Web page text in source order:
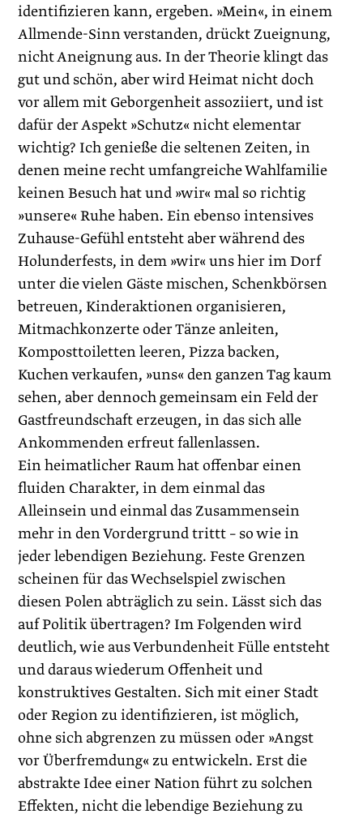
identifizieren kann, ergeben. »Mein«, in einem
Allmende-Sinn verstanden, drückt Zueignung,
nicht Aneignung aus. In der Theorie klingt das
gut und schön, aber wird Heimat nicht doch
vor allem mit Geborgenheit assoziiert, und ist
dafür der Aspekt »Schutz« nicht elementar
wichtig? Ich genieße die seltenen Zeiten, in
denen meine recht umfangreiche Wahlfamilie
keinen Besuch hat und »wir« mal so richtig
»unsere« Ruhe haben. Ein ebenso intensives
Zuhause-Gefühl entsteht aber während des
Holunderfests, in dem »wir« uns hier im Dorf
unter die vielen Gäste mischen, Schenkbörsen
betreuen, Kinderaktionen organisieren,
Mitmachkonzerte oder Tänze anleiten,
Komposttoiletten leeren, Pizza backen,
Kuchen verkaufen, »uns« den ganzen Tag kaum
sehen, aber dennoch gemeinsam ein Feld der
Gastfreundschaft erzeugen, in das sich alle
Ankommenden erfreut fallenlassen.
Ein heimatlicher Raum hat offenbar einen
fluiden Charakter, in dem einmal das
Alleinsein und einmal das Zusammensein
mehr in den Vordergrund trittt – so wie in
jeder lebendigen Beziehung. Feste Grenzen
scheinen für das Wechselspiel zwischen
diesen Polen abträglich zu sein. Lässt sich das
auf Politik übertragen? Im Folgenden wird
deutlich, wie aus Verbundenheit Fülle entsteht
und daraus wiederum Offenheit und
konstruktives Gestalten. Sich mit einer Stadt
oder Region zu identifizieren, ist möglich,
ohne sich abgrenzen zu müssen oder »Angst
vor Überfremdung« zu entwickeln. Erst die
abstrakte Idee einer Nation führt zu solchen
Effekten, nicht die lebendige Beziehung zu